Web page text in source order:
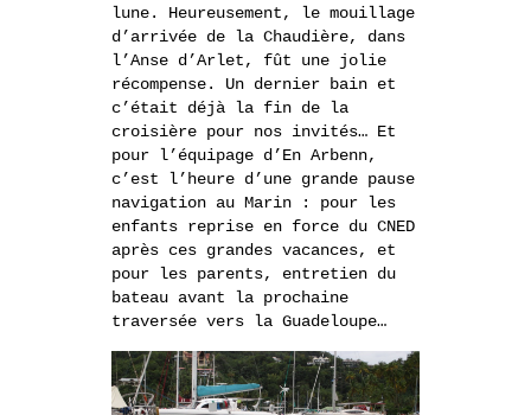
lune. Heureusement, le mouillage
d’arrivée de la Chaudière, dans
l’Anse d’Arlet, fût une jolie
récompense. Un dernier bain et
c’était déjà la fin de la
croisière pour nos invités… Et
pour l’équipage d’En Arbenn,
c’est l’heure d’une grande pause
navigation au Marin : pour les
enfants reprise en force du CNED
après ces grandes vacances, et
pour les parents, entretien du
bateau avant la prochaine
traversée vers la Guadeloupe…